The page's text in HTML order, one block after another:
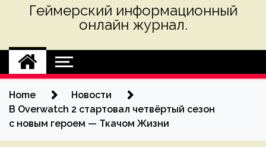
Геймерский информационный
онлайн журнал.
Home
Новости
В Overwatch 2 стартовал четвёртый сезон
с новым героем — Ткачом Жизни